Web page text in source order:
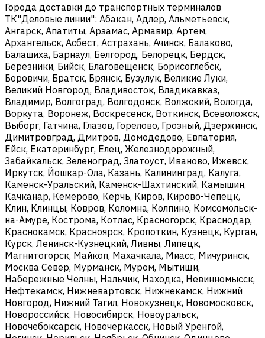
Города доставки до транспортных терминалов
ТК"Деловые линии": Абакан, Адлер, Альметьевск,
Ангарск, Апатиты, Арзамас, Армавир, Артем,
Архангельск, Асбест, Астрахань, Ачинск, Балаково,
Балашиха, Барнаул, Белгород, Белорецк, Бердск,
Березники, Бийск, Благовещенск, Борисоглебск,
Боровичи, Братск, Брянск, Бузулук, Великие Луки,
Великий Новгород, Владивосток, Владикавказ,
Владимир, Волгоград, Волгодонск, Волжский, Вологда,
Воркута, Воронеж, Воскресенск, Воткинск, Всеволожск,
Выборг, Гатчина, Глазов, Горелово, Грозный, Дзержинск,
Димитровград, Дмитров, Домодедово, Евпатория,
Ейск, Екатеринбург, Елец, Железнодорожный,
Забайкальск, Зеленоград, Златоуст, Иваново, Ижевск,
Иркутск, Йошкар-Ола, Казань, Калининград, Калуга,
Каменск-Уральский, Каменск-Шахтинский, Камышин,
Качканар, Кемерово, Керчь, Киров, Кирово-Чепецк,
Клин, Клинцы, Ковров, Коломна, Колпино, Комсомольск-
на-Амуре, Кострома, Котлас, Красногорск, Краснодар,
Краснокамск, Красноярск, Кропоткин, Кузнецк, Курган,
Курск, Ленинск-Кузнецкий, Ливны, Липецк,
Магнитогорск, Майкоп, Махачкала, Миасс, Мичуринск,
Москва Север, Мурманск, Муром, Мытищи,
Набережные Челны, Нальчик, Находка, Невинномысск,
Нефтекамск, Нижневартовск, Нижнекамск, Нижний
Новгород, Нижний Тагил, Новокузнецк, Новомосковск,
Новороссийск, Новосибирск, Новоуральск,
Новочебоксарск, Новочеркасск, Новый Уренгой,